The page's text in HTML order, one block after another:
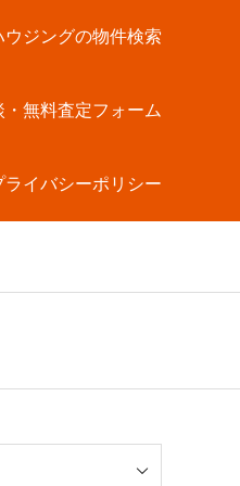
ウジングの物件検索
・無料査定フォーム
ライバシーポリシー